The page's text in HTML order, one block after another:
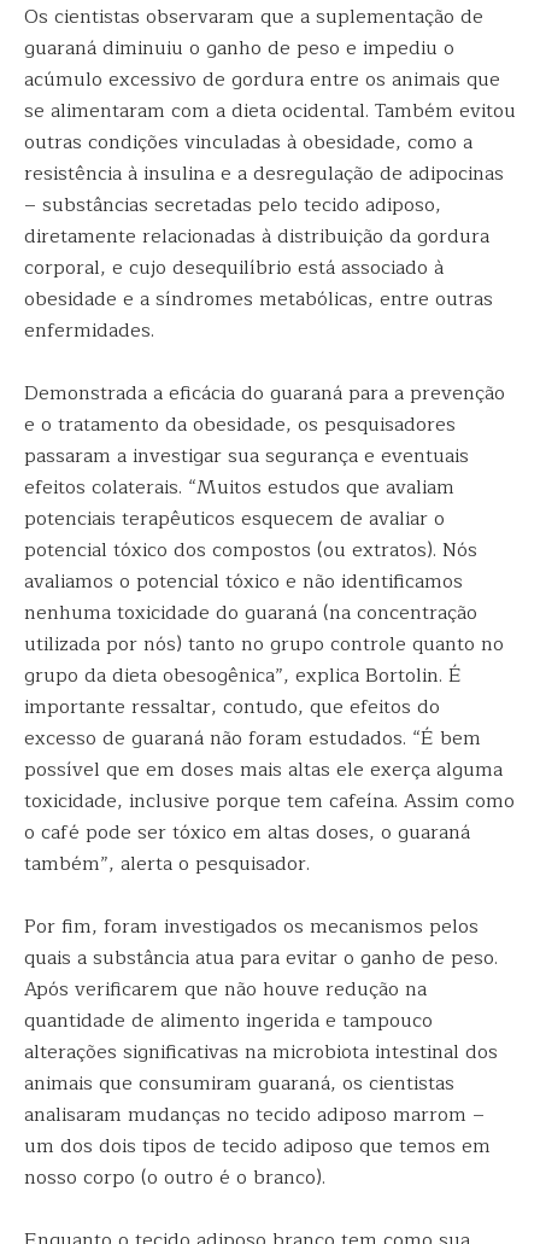
Os cientistas observaram que a suplementação de
guaraná diminuiu o ganho de peso e impediu o
acúmulo excessivo de gordura entre os animais que
se alimentaram com a dieta ocidental. Também evitou
outras condições vinculadas à obesidade, como a
resistência à insulina e a desregulação de adipocinas
– substâncias secretadas pelo tecido adiposo,
diretamente relacionadas à distribuição da gordura
corporal, e cujo desequilíbrio está associado à
obesidade e a síndromes metabólicas, entre outras
enfermidades.
Demonstrada a eficácia do guaraná para a prevenção
e o tratamento da obesidade, os pesquisadores
passaram a investigar sua segurança e eventuais
efeitos colaterais. “Muitos estudos que avaliam
potenciais terapêuticos esquecem de avaliar o
potencial tóxico dos compostos (ou extratos). Nós
avaliamos o potencial tóxico e não identificamos
nenhuma toxicidade do guaraná (na concentração
utilizada por nós) tanto no grupo controle quanto no
grupo da dieta obesogênica”, explica Bortolin. É
importante ressaltar, contudo, que efeitos do
excesso de guaraná não foram estudados. “É bem
possível que em doses mais altas ele exerça alguma
toxicidade, inclusive porque tem cafeína. Assim como
o café pode ser tóxico em altas doses, o guaraná
também”, alerta o pesquisador.
Por fim, foram investigados os mecanismos pelos
quais a substância atua para evitar o ganho de peso.
Após verificarem que não houve redução na
quantidade de alimento ingerida e tampouco
alterações significativas na microbiota intestinal dos
animais que consumiram guaraná, os cientistas
analisaram mudanças no tecido adiposo marrom –
um dos dois tipos de tecido adiposo que temos em
nosso corpo (o outro é o branco).